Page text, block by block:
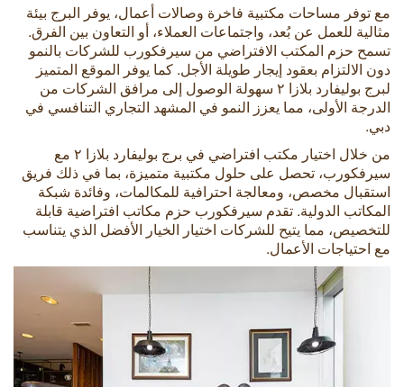
مع توفر مساحات مكتبية فاخرة وصالات أعمال، يوفر البرج بيئة
مثالية للعمل عن بُعد، واجتماعات العملاء، أو التعاون بين الفرق.
تسمح حزم المكتب الافتراضي من سيرفكورب للشركات بالنمو
دون الالتزام بعقود إيجار طويلة الأجل. كما يوفر الموقع المتميز
لبرج بوليفارد بلازا ٢ سهولة الوصول إلى مرافق الشركات من
الدرجة الأولى، مما يعزز النمو في المشهد التجاري التنافسي في
دبي.
من خلال اختيار مكتب افتراضي في برج بوليفارد بلازا ٢ مع
سيرفكورب، تحصل على حلول مكتبية متميزة، بما في ذلك فريق
استقبال مخصص، ومعالجة احترافية للمكالمات، وفائدة شبكة
المكاتب الدولية. تقدم سيرفكورب حزم مكاتب افتراضية قابلة
للتخصيص، مما يتيح للشركات اختيار الخيار الأفضل الذي يتناسب
مع احتياجات الأعمال.